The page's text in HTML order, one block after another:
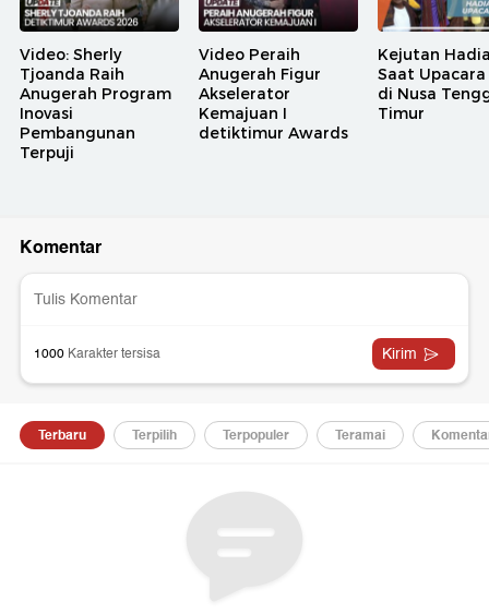
Video: Sherly
Tjoanda Raih
Anugerah Program
Inovasi
Pembangunan
Terpuji
Video Peraih
Anugerah Figur
Akselerator
Kemajuan I
detiktimur Awards
Kejutan
Saat
di Nusa
Timur